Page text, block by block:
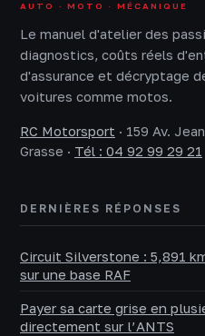
AUTO · MOTO · MÉCANIQUE
Le manuel d'atelier des
diagnostics, coûts réels
d'assurance et décryptage
voitures comme motos.
RC Motorsport · 159 Av.
Grasse · Tél : 04 92 99 29 21
DERNIÈRES RÉPONSES
Circuit Silverstone : 5,891
sur une base RAF
Payer sa carte grise en
directement sur l’ANTS